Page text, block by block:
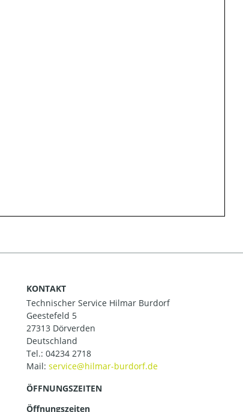
KONTAKT
Technischer Service Hilmar Burdorf
Geestefeld 5
27313 Dörverden
Deutschland
Tel.: 04234 2718
Mail:
ÖFFNUNGSZEITEN
Öffnungszeiten